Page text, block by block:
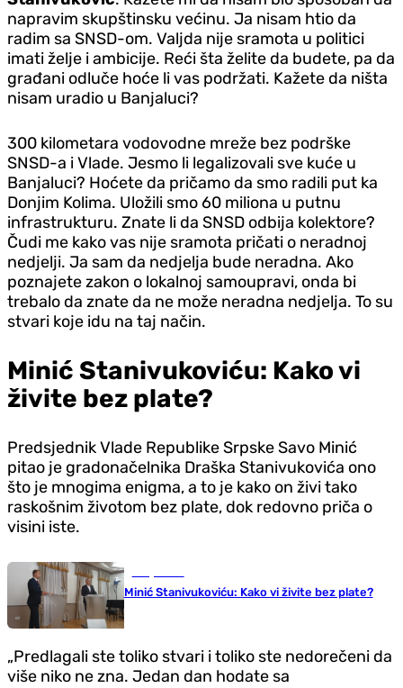
napravim skupštinsku većinu. Ja nisam htio da
radim sa SNSD-om. Valjda nije sramota u politici
imati želje i ambicije. Reći šta želite da budete, pa da
građani odluče hoće li vas podržati. Kažete da ništa
nisam uradio u Banjaluci?
300 kilometara vodovodne mreže bez podrške
SNSD-a i Vlade. Jesmo li legalizovali sve kuće u
Banjaluci? Hoćete da pričamo da smo radili put ka
Donjim Kolima. Uložili smo 60 miliona u putnu
infrastrukturu. Znate li da SNSD odbija kolektore?
Čudi me kako vas nije sramota pričati o neradnoj
nedjelji. Ja sam da nedjelja bude neradna. Ako
poznajete zakon o lokalnoj samoupravi, onda bi
trebalo da znate da ne može neradna nedjelja. To su
stvari koje idu na taj način.
Minić Stanivukoviću: Kako vi
živite bez plate?
Predsjednik Vlade Republike Srpske Savo Minić
pitao je gradonačelnika Draška Stanivukovića ono
što je mnogima enigma, a to je kako on živi tako
raskošnim životom bez plate, dok redovno priča o
visini iste.
Minić Stanivukoviću: Kako vi živite bez plate?
„Predlagali ste toliko stvari i toliko ste nedorečeni da
više niko ne zna. Jedan dan hodate sa